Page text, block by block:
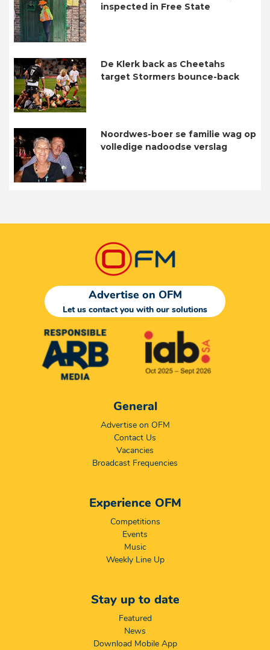
inspected in Free State
De Klerk back as Cheetahs
target Stormers bounce-back
Noordwes-boer se familie wag op
volledige nadoodse verslag
Advertise on OFM
Let us contact you with our solutions
General
Advertise on OFM
Contact Us
Vacancies
Broadcast Frequencies
Experience OFM
Competitions
Events
Music
Weekly Line Up
Stay up to date
Featured
News
Download Mobile App